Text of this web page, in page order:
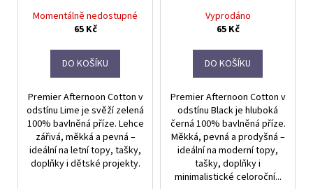
Momentálně nedostupné
65 Kč
DO KOŠÍKU
Premier Afternoon Cotton v
odstínu Lime je svěží zelená
100% bavlněná příze. Lehce
zářivá, měkká a pevná –
ideální na letní topy, tašky,
doplňky i dětské projekty.
Vyprodáno
65 Kč
DO KOŠÍKU
Premier Afternoon Cotton v
odstínu Black je hluboká
černá 100% bavlněná příze.
Měkká, pevná a prodyšná –
ideální na moderní topy,
tašky, doplňky i
minimalistické celoroční...